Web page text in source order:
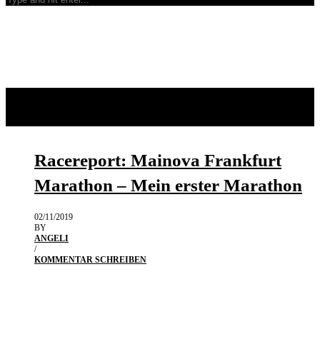
Racereport: Mainova Frankfurt
Marathon – Mein erster Marathon
02/11/2019
BY
ANGELI
/
KOMMENTAR SCHREIBEN